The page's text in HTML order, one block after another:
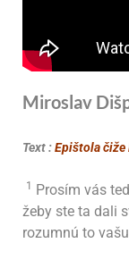
Miroslav
Text :Epištola čiže
1
Prosím vás
žeby ste ta dali
rozumnú to